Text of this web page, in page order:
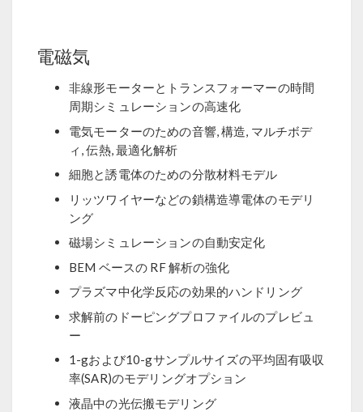
電磁気
非線形モーターとトランスフォーマーの時間
周期シミュレーションの高速化
電気モーターのための音響, 構造, マルチボデ
ィ, 伝熱, 最適化解析
細胞と誘電体のための分散材料モデル
リッツワイヤーなどの鎖構造導電体のモデリ
ング
磁場シミュレーションの自動安定化
BEM ベースの RF 解析の強化
プラズマ中化学反応の効果的ハンドリング
求解前のドーピングプロファイルのプレビュ
ー
1-gおよび10-gサンプルサイズの平均固有吸収
率(SAR)のモデリングオプション
液晶中の光伝搬モデリング